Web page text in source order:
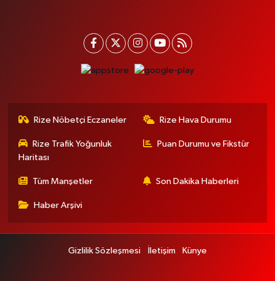
Rize Nöbetçi Eczaneler Rize Hava Durumu
Rize Trafik Yoğunluk
Haritası
Puan Durumu ve Fikstür
Tüm Manşetler Son Dakika Haberleri
Haber Arşivi
Gizlilik Sözleşmesi İletişim Künye